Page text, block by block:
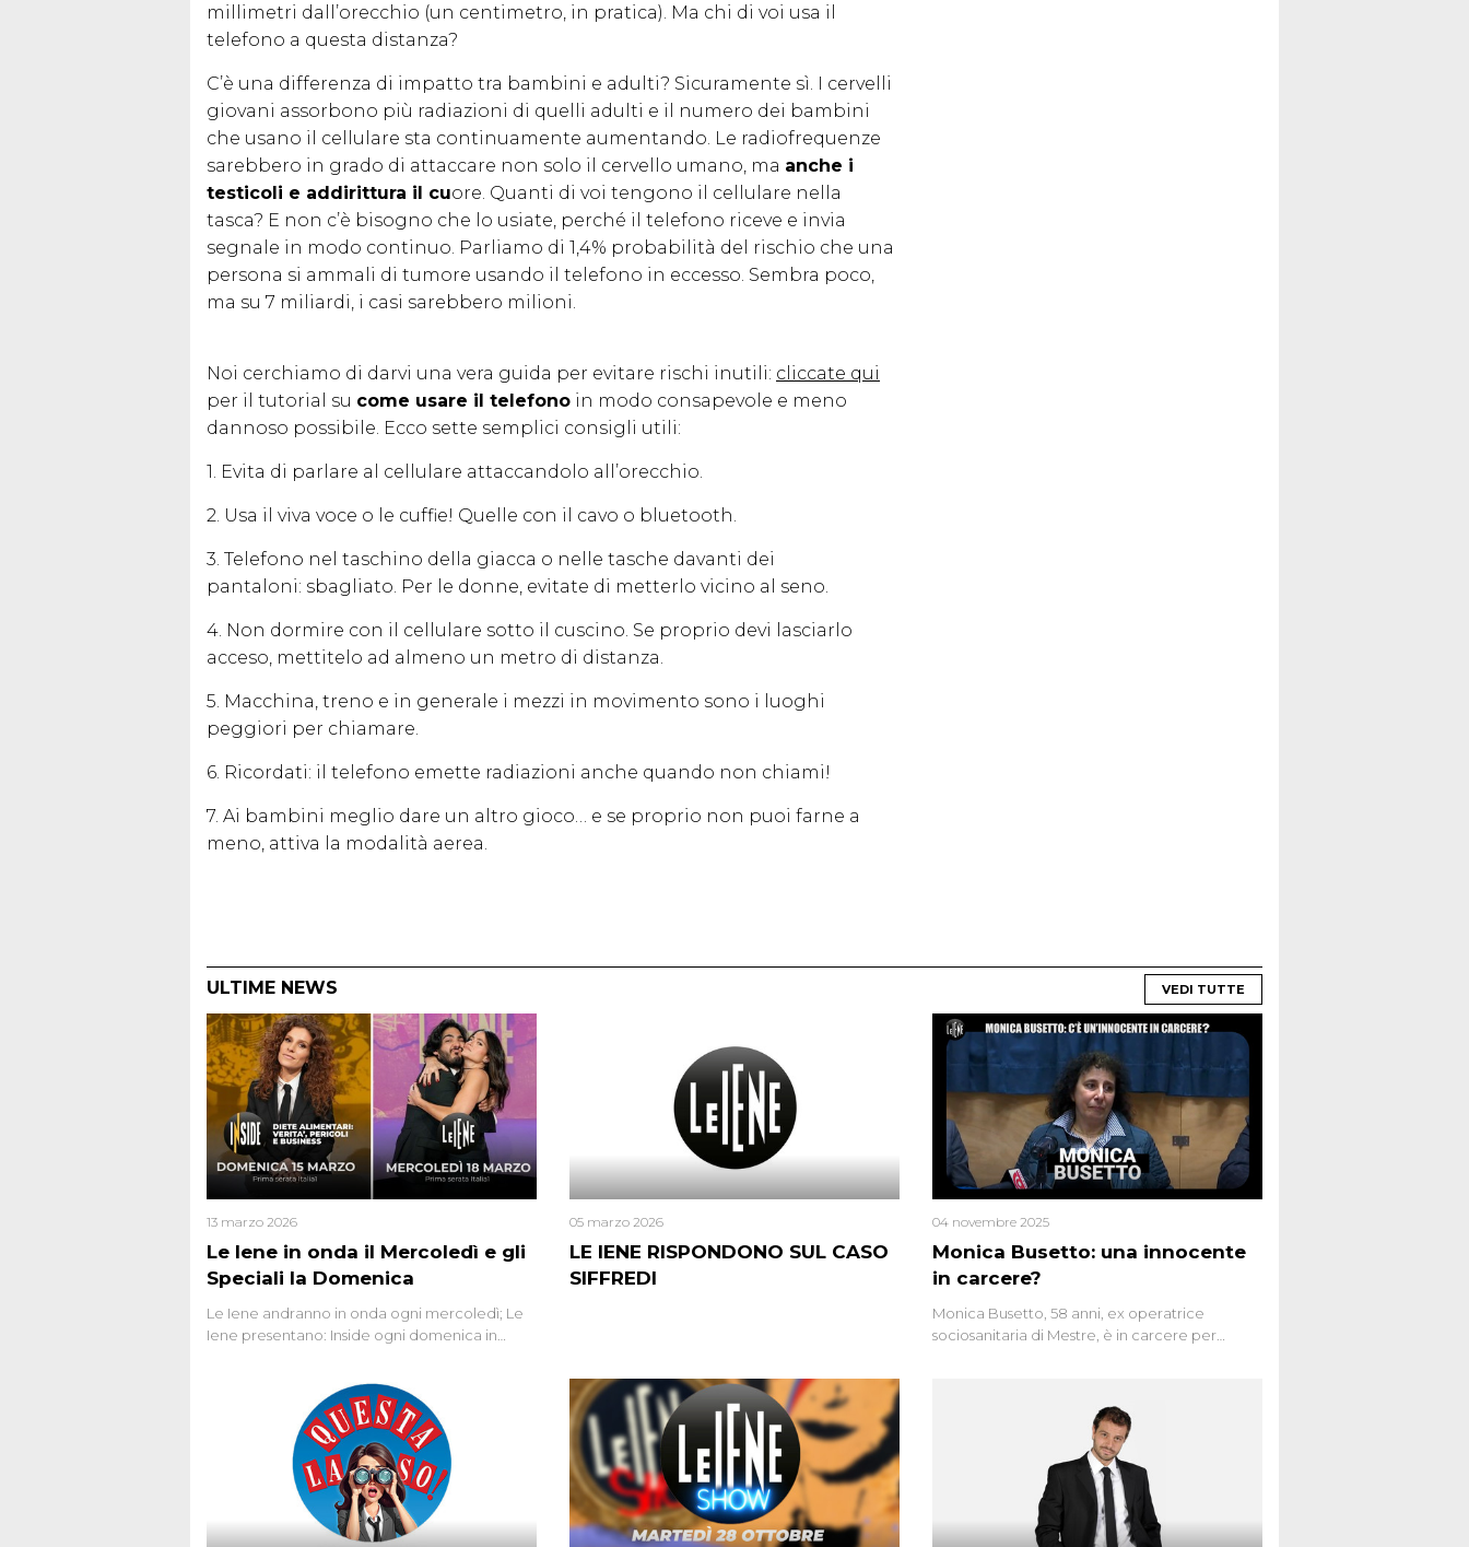
millimetri dall’orecchio (un centimetro, in pratica). Ma chi di voi usa il
telefono a questa distanza?
C’è una differenza di impatto tra bambini e adulti? Sicuramente sì. I cervelli
giovani assorbono più radiazioni di quelli adulti e il numero dei bambini
che usano il cellulare sta continuamente aumentando. Le radiofrequenze
sarebbero in grado di attaccare non solo il cervello umano, ma anche i
testicoli e addirittura il cuore. Quanti di voi tengono il cellulare nella
tasca? E non c’è bisogno che lo usiate, perché il telefono riceve e invia
segnale in modo continuo. Parliamo di 1,4% probabilità del rischio che una
persona si ammali di tumore usando il telefono in eccesso. Sembra poco,
ma su 7 miliardi, i casi sarebbero milioni.
Noi cerchiamo di darvi una vera guida per evitare rischi inutili: cliccate qui
per il tutorial su come usare il telefono in modo consapevole e meno
dannoso possibile. Ecco sette semplici consigli utili:
1. Evita di parlare al cellulare attaccandolo all’orecchio.
2. Usa il viva voce o le cuffie! Quelle con il cavo o bluetooth.
3. Telefono nel taschino della giacca o nelle tasche davanti dei
pantaloni: sbagliato. Per le donne, evitate di metterlo vicino al seno.
4. Non dormire con il cellulare sotto il cuscino. Se proprio devi lasciarlo
acceso, mettitelo ad almeno un metro di distanza.
5. Macchina, treno e in generale i mezzi in movimento sono i luoghi
peggiori per chiamare.
6. Ricordati: il telefono emette radiazioni anche quando non chiami!
7. Ai bambini meglio dare un altro gioco… e se proprio non puoi farne a
meno, attiva la modalità aerea.
ULTIME NEWS VEDI TUTTE
Le Iene in onda il Mercoledì e gli
Speciali la Domenica
13 marzo 2026
Le Iene andranno in onda ogni mercoledì; Le
Iene presentano: Inside ogni domenica in
LE IENE RISPONDONO SUL CASO
SIFFREDI
05 marzo 2026
Monica Busetto: una innocente
in carcere?
04 novembre 2025
Monica Busetto, 58 anni, ex operatrice
sociosanitaria di Mestre, è in carcere per
Monica si proclama innocente. Nel 2015
un’altra donna confessa lo stesso delitto, poi
ritratta. Due colpevoli per un solo omicidio:
errore giudiziario o giustizia cieca?